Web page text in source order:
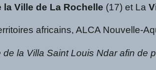
Ville de La Rochelle (17) et La
africains, ALCA Nouvelle-
la Villa Saint Louis Ndar afin de